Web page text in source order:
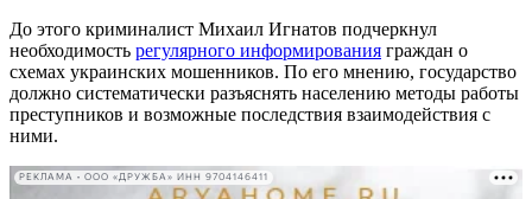
До этого криминалист Михаил Игнатов подчеркнул
необходимость регулярного информирования граждан о
схемах украинских мошенников. По его мнению, государство
должно систематически разъяснять населению методы работы
преступников и возможные последствия взаимодействия с
ними.
РЕКЛАМА • ООО «ДРУЖБА» ИНН 9704146411